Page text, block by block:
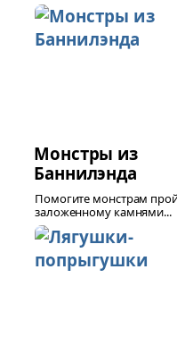
Монстры из
Баннилэнда
Помогите монстрам
заложенному камнями...